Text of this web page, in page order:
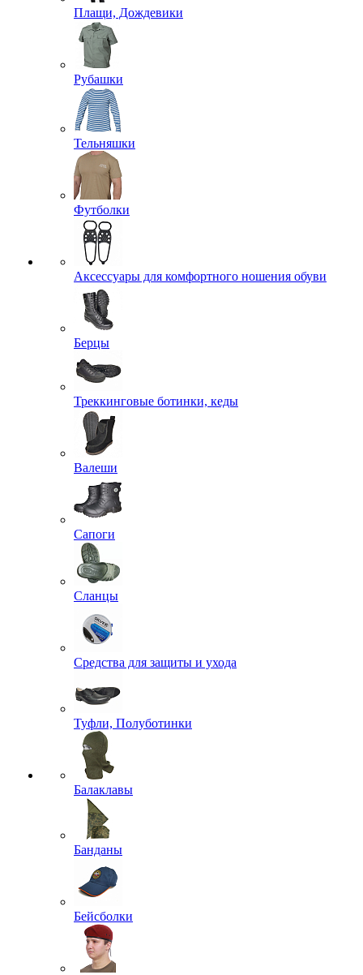
Плащи, Дождевики
Рубашки
Тельняшки
Футболки
Аксессуары для комфортного ношения обуви
Берцы
Треккинговые ботинки, кеды
Валеши
Сапоги
Сланцы
Средства для защиты и ухода
Туфли, Полуботинки
Балаклавы
Банданы
Бейсболки